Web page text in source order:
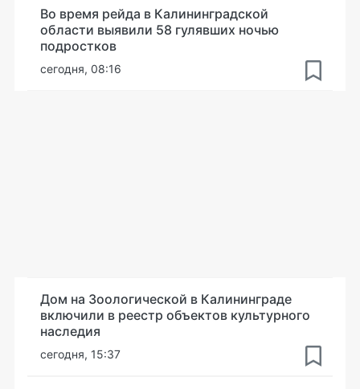
Во время рейда в Калининградской
области выявили 58 гулявших ночью
подростков
сегодня, 08:16
Дом на Зоологической в Калининграде
включили в реестр объектов культурного
наследия
сегодня, 15:37